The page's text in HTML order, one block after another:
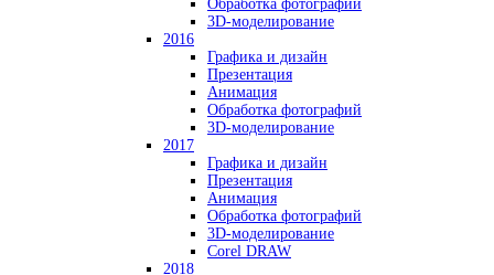
Обработка фотографий
3D-моделирование
2016
Графика и дизайн
Презентация
Анимация
Обработка фотографий
3D-моделирование
2017
Графика и дизайн
Презентация
Анимация
Обработка фотографий
3D-моделирование
Corel DRAW
2018